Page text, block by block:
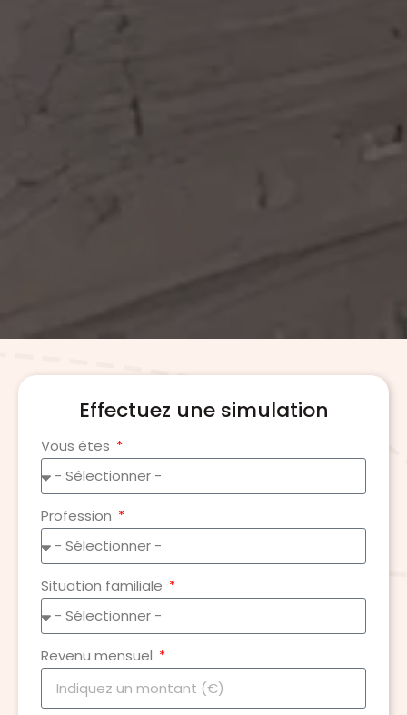
Effectuez une simulation
Vous êtes
Profession
Situation familiale
Revenu mensuel